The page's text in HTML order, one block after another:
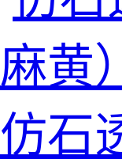
仿石